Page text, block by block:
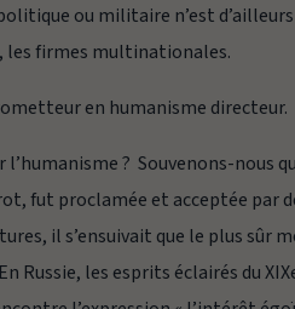
ou militaire n’est
les firmes multinationales.
en humanisme directeur.
? Souvenons-nous
fut proclamée et acceptée par
il s’ensuivait que le plus sûr
les esprits éclairés du